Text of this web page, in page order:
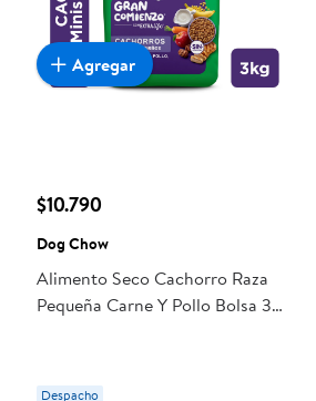
$10.790
Dog Chow
Alimento Seco Cachorro Raza
Pequeña Carne Y Pollo Bolsa 3
Despacho
Agregar